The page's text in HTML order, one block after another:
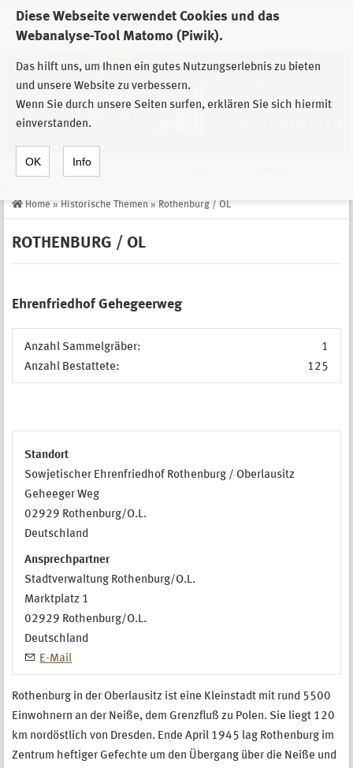
Diese Webseite verwendet Cookies und das
Webanalyse-Tool Matomo (Piwik).
Das hilft uns, um Ihnen ein gutes Nutzungserlebnis zu bieten
und unsere Website zu verbessern.
Wenn Sie durch unsere Seiten surfen, erklären Sie sich hiermit
einverstanden.
OK Info
Zur Auswahl der Einrichtungen der
Stiftung Sächsische Gedenkstätten
Home » Historische Themen » Rothenburg / OL
ROTHENBURG / OL
Ehrenfriedhof Gehegeerweg
Anzahl Sammelgräber:
1
Anzahl Bestattete:
125
Standort
Sowjetischer Ehrenfriedhof Rothenburg / Oberlausitz
Geheeger Weg
02929 Rothenburg/O.L.
Deutschland
Ansprechpartner
Stadtverwaltung Rothenburg/O.L.
Marktplatz 1
02929 Rothenburg/O.L.
Deutschland
E-Mail
Rothenburg in der Oberlausitz ist eine Kleinstadt mit rund 5500
Einwohnern an der Neiße, dem Grenzﬂuß zu Polen. Sie liegt 120
km nordöstlich von Dresden. Ende April 1945 lag Rothenburg im
Zentrum heftiger Gefechte um den Übergang über die Neiße und